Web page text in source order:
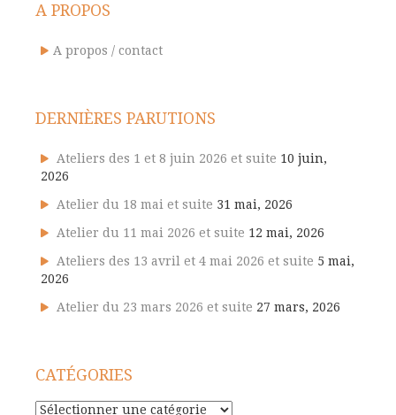
A PROPOS
A propos / contact
DERNIÈRES PARUTIONS
Ateliers des 1 et 8 juin 2026 et suite 10 juin,
2026
Atelier du 18 mai et suite 31 mai, 2026
Atelier du 11 mai 2026 et suite 12 mai, 2026
Ateliers des 13 avril et 4 mai 2026 et suite 5 mai,
2026
Atelier du 23 mars 2026 et suite 27 mars, 2026
CATÉGORIES
Catégories